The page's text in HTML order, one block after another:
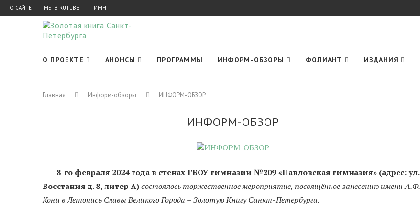
О САЙТЕ МЫ В RUTUBE ГИМН
О ПРОЕКТЕ АНОНСЫ ПРОГРАММЫ ИНФОРМ-ОБЗОРЫ ФОЛИАНТ ИЗДАНИЯ
Главная Информ-обзоры ИНФОРМ-ОБЗОР
ИНФОРМ-ОБЗОР
8-го февраля 2024 года в стенах ГБОУ гимназии №209 «Павловская гимназия» (адрес: ул.
Восстания д. 8, литер А)состоялось торжественное мероприятие, посвящённое занесению имени А.Ф.
Кони в Летопись Славы Великого Города – Золотую Книгу Санкт-Петербурга.